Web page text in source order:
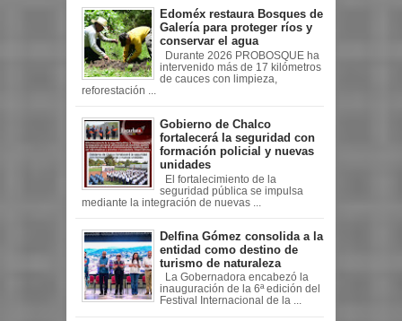
Edoméx restaura Bosques de
Galería para proteger ríos y
conservar el agua
Durante 2026 PROBOSQUE ha
intervenido más de 17 kilómetros
de cauces con limpieza,
reforestación ...
Gobierno de Chalco
fortalecerá la seguridad con
formación policial y nuevas
unidades
El fortalecimiento de la
seguridad pública se impulsa
mediante la integración de nuevas ...
Delfina Gómez consolida a la
entidad como destino de
turismo de naturaleza
La Gobernadora encabezó la
inauguración de la 6ª edición del
Festival Internacional de la ...